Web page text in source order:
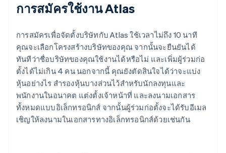
การสมัครใช้งาน Atlas
การสมัครเพื่อจัดตั้งบริษัทกับ Atlas ใช้เวลาไม่ถึง 10 นาที
คุณจะเลือกโครงสร้างบริษัทของคุณ จากนั้นจะยืนยันได้
ทันทีว่าชื่อบริษัทของคุณใช้งานได้หรือไม่ และเพิ่มผู้ร่วมก่อ
ตั้งได้ไม่เกิน 4 คน นอกจากนี้ คุณยังตัดสินใจได้ว่าจะแบ่ง
หุ้นอย่างไร สำรองหุ้นบางส่วนไว้สำหรับนักลงทุนและ
พนักงานในอนาคต แต่งตั้งเจ้าหน้าที่ และลงนามเอกสาร
ทั้งหมดแบบอิเล็กทรอนิกส์ จากนั้นผู้ร่วมก่อตั้งจะได้รับอีเมล
เชิญให้ลงนามในเอกสารทางอิเล็กทรอนิกส์ด้วยเช่นกัน